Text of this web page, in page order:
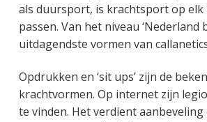
als duursport, is krachtsport op elk
passen. Van het niveau ‘Nederland
uitdagendste vormen van
Opdrukken en ‘sit ups’ zijn de
krachtvormen. Op internet zijn
te vinden. Het verdient